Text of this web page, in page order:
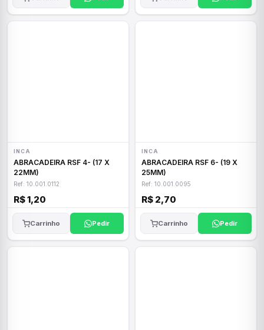
INCA
ABRACADEIRA RSF 4- (17 X
22MM)
Ref: 10.001.0112
R$ 1,20
Carrinho Pedir
INCA
ABRACADEIRA RSF 6- (19 X
25MM)
Ref: 10.001.0095
R$ 2,70
Carrinho Pedir